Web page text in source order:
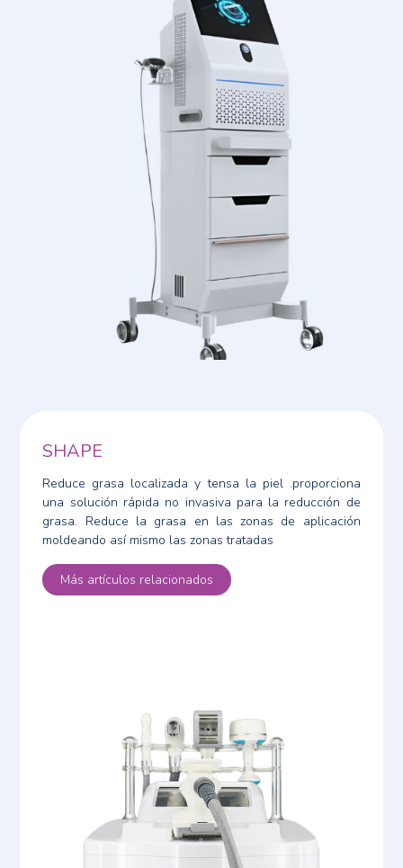
SHAPE
Reduce grasa localizada y tensa la piel .proporciona
una solución rápida no invasiva para la reducción de
grasa. Reduce la grasa en las zonas de aplicación
moldeando así mismo las zonas tratadas
Más artículos relacionados